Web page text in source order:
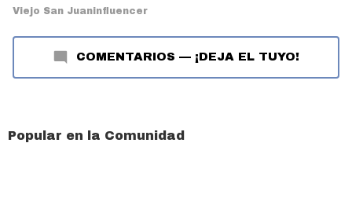
Viejo San Juaninfluencer
COMENTARIOS — ¡DEJA EL TUYO!
Popular en la Comunidad